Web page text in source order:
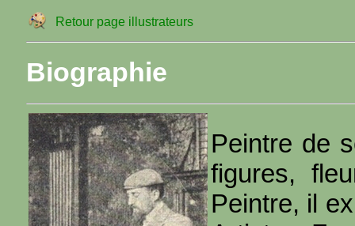
Retour page illustrateurs
Biographie
Peintre de
figures,
Peintre, il